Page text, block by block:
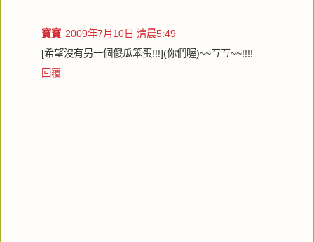
寶寶 2009年7月10日 清晨5:49
[希望沒有另一個傻瓜笨蛋!!!](你們喔)~~ㄎㄎ~~!!!!
回覆